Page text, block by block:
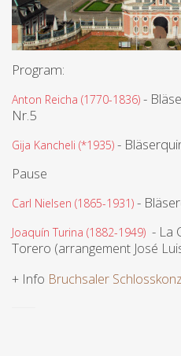
Program:
Anton Reicha (1770-1836) -
Nr.5
Gija Kancheli (*1935) -
Pause
Carl Nielsen (1865-1931) -
Joaquín Turina (1882-1949) - La
Torero (arrangement José
+ Info Bruchsaler